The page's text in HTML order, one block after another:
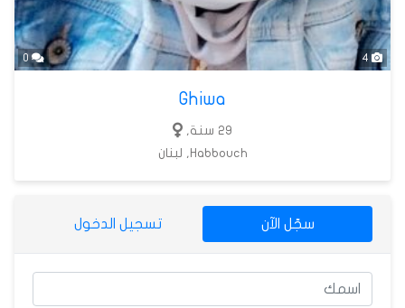
Ghiwa
29 سنة,
Habbouch, لبنان
سجّل الآن تسجيل الدخول